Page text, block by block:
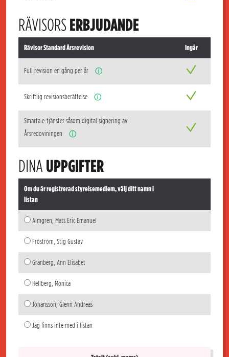
RÄVISORSERBJUDANDE
Rävisor Standard Årsrevision Ingår
Full revision en gång per år ⓘ
Skriftlig revisionsberättelse ⓘ
Smarta e-tjänster såsom digital signering av
Årsredoviningen
ⓘ
DINA UPPGIFTER
Om du är registrerad styrelsemedlem, välj ditt namn i
listan
Almgren, Mats Eric Emanuel
Fröström, Stig Gustav
Granberg, Ann Elisabet
Hellberg, Monica
Johansson, Glenn Andreas
Jag finns inte med i listan